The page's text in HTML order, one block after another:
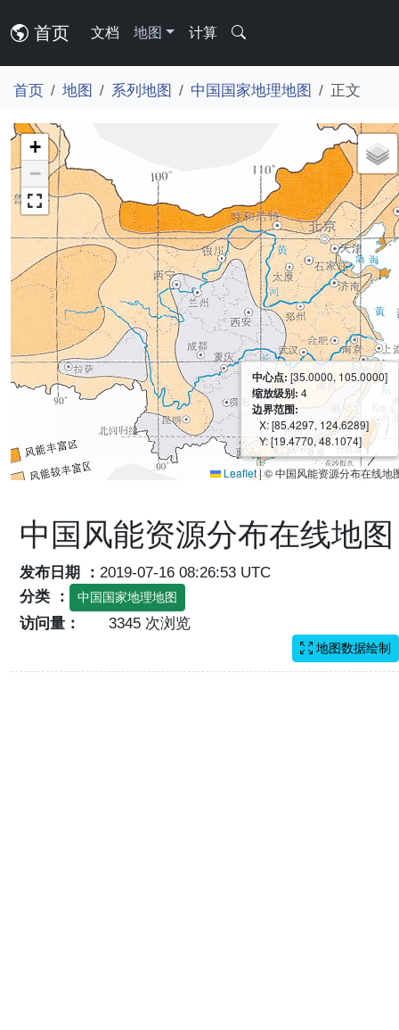
首页 文档 地图 计算
首页 地图 系列地图 中国国家地理地图 正文
+
−
中心点: [35.0000, 105.0000]
缩放级别: 4
边界范围:
X: [85.4297, 124.6289]
Y: [19.4770, 48.1074]
Leaflet|© 中国风能资源分布在线地
中国风能资源分布在线地图
发布日期 ： 2019-07-16 08:26:53 UTC
分类 ：
中国国家地理地图
访问量： 3345 次浏览
地图数据绘制